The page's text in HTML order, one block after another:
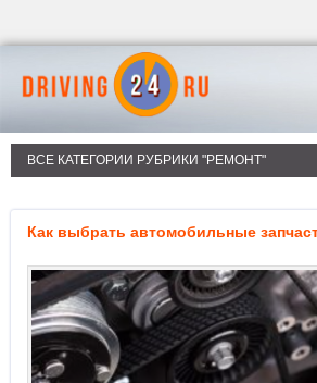
ВСЕ КАТЕГОРИИ РУБРИКИ "РЕМОНТ"
Как выбрать автомобильные